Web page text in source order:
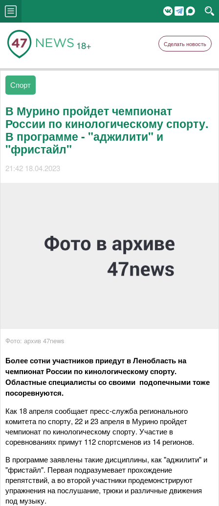
18+ Сделать новость
Спорт
В Мурино пройдет чемпионат
России по кинологическому спорту.
В программе - "аджилити" и
"фристайл"
21:42 18.04.2023
Фото: архив 47news
Более сотни участников приедут в Ленобласть на
чемпионат России по кинологическому спорту.
Областные специалисты со своими подопечными тоже
посоревнуются.
Как 18 апреля сообщает пресс-служба регионального
комитета по спорту, 22 и 23 апреля в Мурино пройдет
чемпионат по кинологическому спорту. Участие в
соревнованиях примут 112 спортсменов из 14 регионов.
В программе заявлены такие дисциплины, как "аджилити" и
"фристайл". Первая подразумевает прохождение
препятствий, а во второй участники продемонстрируют
упражнения на послушание, трюки и различные движения
под музыку.